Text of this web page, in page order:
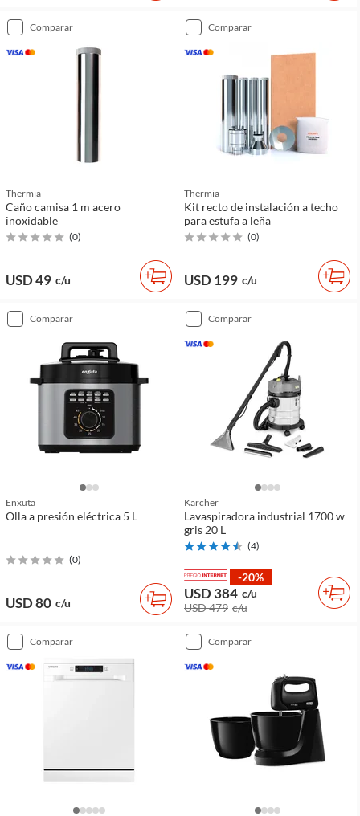
comparar
Thermia
Caño camisa 1 m acero
inoxidable
(0)
USD 49 c/u
comparar
Thermia
Kit recto de instalación a techo
para estufa a leña
(0)
USD 199 c/u
comparar
Enxuta
Olla a presión eléctrica 5 L
(0)
USD 80 c/u
comparar
Karcher
Lavaspiradora industrial 1700 w
gris 20 L
(4)
-20%
USD 384 c/u
USD 479 c/u
comparar comparar